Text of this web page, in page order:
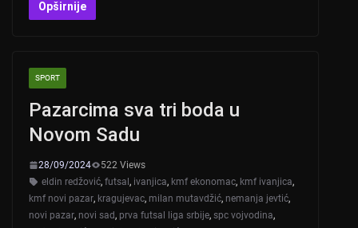
at
A
p
p
er
o
k
Opširnije
SPORT
Pazarcima sva tri boda u
Novom Sadu
28/09/2024
522 Views
eldin redžović, futsal, ivanjica, kmf ekonomac, kmf ivanjica,
kmf novi pazar, kragujevac, milan mutavdžić, nemanja jevtić,
novi pazar, novi sad, prva futsal liga srbije, spc vojvodina,